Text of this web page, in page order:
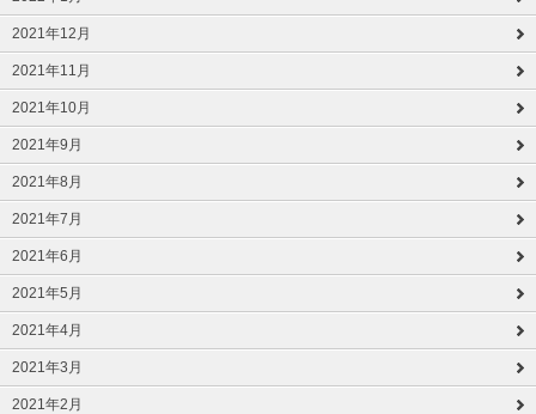
2021年12月
2021年11月
2021年10月
2021年9月
2021年8月
2021年7月
2021年6月
2021年5月
2021年4月
2021年3月
2021年2月